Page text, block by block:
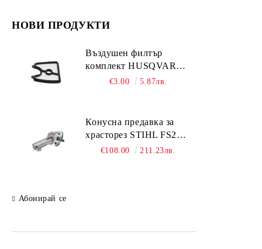
други марки моторни триони
Акумулаторни ножици
Клинове
Пили за заточване
Резервни части за ръчни
Подаръчни комплекти
НОВИ ПРОДУКТИ
Въздушен филтър
комплект HUSQVARNA
125;125BVx
€3.00 5.87лв.
Конусна предавка за
храсторез STIHL FS261;
FS361; FS461; FS491
€108.00 211.23лв.
Абонирай се